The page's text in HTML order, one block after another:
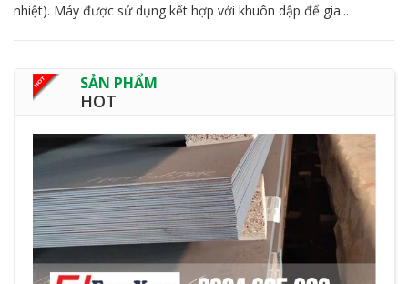
nhiệt). Máy được sử dụng kết hợp với khuôn dập để gia...
SẢN PHẨM
HOT